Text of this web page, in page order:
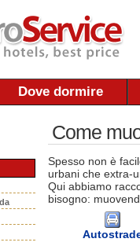
Dove dormire
Come
Spesso non è
urbani che extra-
Qui abbiamo
bisogno: